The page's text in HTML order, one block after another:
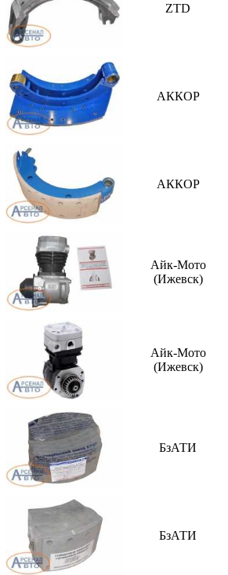
ZTD
АККОР
АККОР
Айк-Мото
(Ижевск)
Айк-Мото
(Ижевск)
БзАТИ
БзАТИ